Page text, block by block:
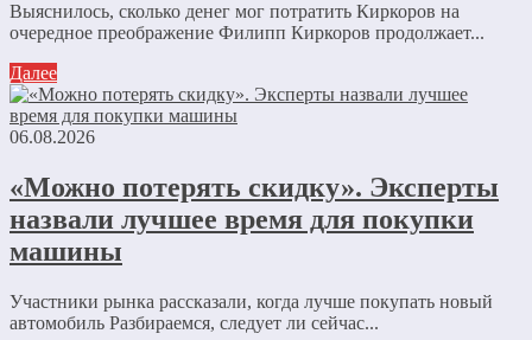
Выяснилось, сколько денег мог потратить Киркоров на
очередное преображение Филипп Киркоров продолжает...
Далее
06.08.2026
«Можно потерять скидку». Эксперты
назвали лучшее время для покупки
машины
Участники рынка рассказали, когда лучше покупать новый
автомобиль Разбираемся, следует ли сейчас...